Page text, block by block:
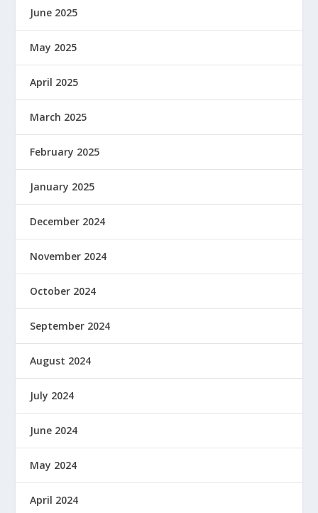
June 2025
May 2025
April 2025
March 2025
February 2025
January 2025
December 2024
November 2024
October 2024
September 2024
August 2024
July 2024
June 2024
May 2024
April 2024